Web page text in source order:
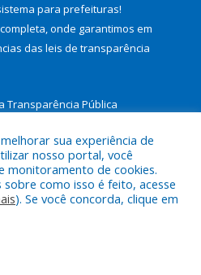
para prefeituras!
completa, onde garantimos em
das leis de transparência
Transparência Pública
a Prefeitura Municipal de São
do Guamá.
Administrativa
sua experiência de
nosso portal, você
monitoramento de cookies.
como isso é feito, acesse
). Se você concorda, clique em